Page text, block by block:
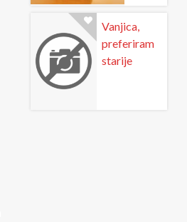
Vanjica,
preferiram
starije